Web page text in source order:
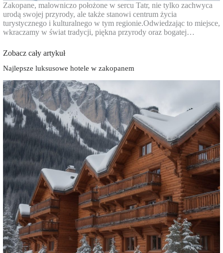
Zakopane, malowniczo położone w sercu Tatr, nie tylko zachwyca
urodą swojej przyrody, ale także stanowi centrum życia
turystycznego i kulturalnego w tym regionie.Odwiedzając to miejsce,
wkraczamy w świat tradycji, piękna przyrody oraz bogatej…
Zobacz cały artykuł
Najlepsze luksusowe hotele w zakopanem